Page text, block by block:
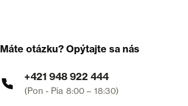
Máte otázku? Opýtajte sa nás
+421 948 922 444
(Pon - Pia 8:00 – 18:30)